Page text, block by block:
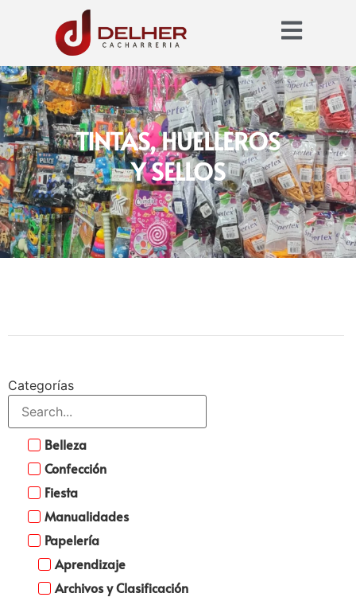
TINTAS, HUELLEROS
Y SELLOS
Categorías
Belleza
Confección
Fiesta
Manualidades
Papelería
Aprendizaje
Archivos y Clasificación